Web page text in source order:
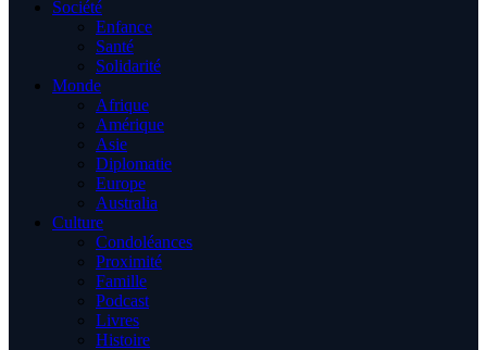
Société
Enfance
Santé
Solidarité
Monde
Afrique
Amérique
Asie
Diplomatie
Europe
Australia
Culture
Condoléances
Proximité
Famille
Podcast
Livres
Histoire